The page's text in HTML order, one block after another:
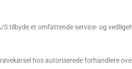
S tilbyde et omfattende service- og
hos autoriserede forhandlere